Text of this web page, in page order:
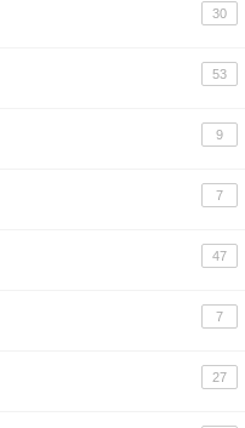
30
53
9
7
47
7
27